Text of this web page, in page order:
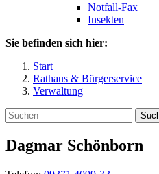
Notfall-Fax
Insekten
Sie befinden sich hier:
Start
Rathaus & Bürgerservice
Verwaltung
Dagmar Schönborn